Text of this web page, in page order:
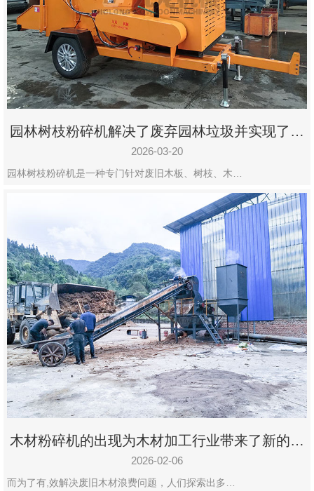
园林树枝粉碎机解决了废弃园林垃圾并实现了再
利用
2026-03-20
园林树枝粉碎机是一种专门针对废旧木板、树枝、木…
木材粉碎机的出现为木材加工行业带来了新的变
化
2026-02-06
而为了有,效解决废旧木材浪费问题，人们探索出多…